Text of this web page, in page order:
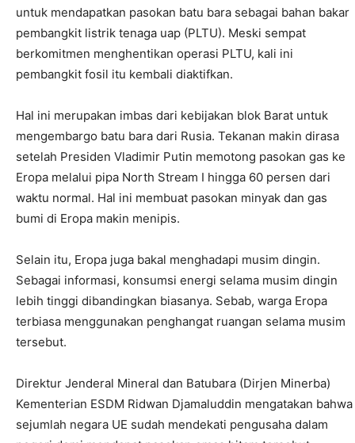
untuk mendapatkan pasokan batu bara sebagai bahan bakar
pembangkit listrik tenaga uap (PLTU). Meski sempat
berkomitmen menghentikan operasi PLTU, kali ini
pembangkit fosil itu kembali diaktifkan.
Hal ini merupakan imbas dari kebijakan blok Barat untuk
mengembargo batu bara dari Rusia. Tekanan makin dirasa
setelah Presiden Vladimir Putin memotong pasokan gas ke
Eropa melalui pipa North Stream I hingga 60 persen dari
waktu normal. Hal ini membuat pasokan minyak dan gas
bumi di Eropa makin menipis.
Selain itu, Eropa juga bakal menghadapi musim dingin.
Sebagai informasi, konsumsi energi selama musim dingin
lebih tinggi dibandingkan biasanya. Sebab, warga Eropa
terbiasa menggunakan penghangat ruangan selama musim
tersebut.
Direktur Jenderal Mineral dan Batubara (Dirjen Minerba)
Kementerian ESDM Ridwan Djamaluddin mengatakan bahwa
sejumlah negara UE sudah mendekati pengusaha dalam